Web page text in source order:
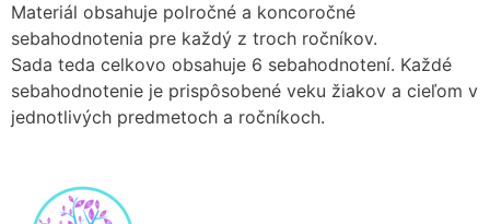
Materiál obsahuje polročné a koncoročné
sebahodnotenia pre každý z troch ročníkov.
Sada teda celkovo obsahuje 6 sebahodnotení. Každé
sebahodnotenie je prispôsobené veku žiakov a cieľom v
jednotlivých predmetoch a ročníkoch.